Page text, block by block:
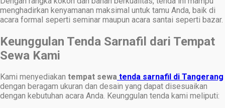
menghadirkan kenyamanan maksimal untuk tamu Anda, baik di
acara formal seperti seminar maupun acara santai seperti bazar.
Keunggulan Tenda Sarnafil dari Tempat
Sewa Kami
Kami menyediakan tempat sewa tenda sarnafil di Tangerang
dengan beragam ukuran dan desain yang dapat disesuaikan
dengan kebutuhan acara Anda. Keunggulan tenda kami meliputi: